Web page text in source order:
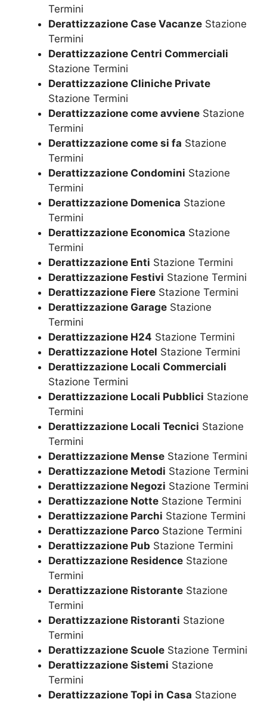
Termini
Derattizzazione Case Vacanze Stazione
Termini
Derattizzazione Centri Commerciali
Stazione Termini
Derattizzazione Cliniche Private
Stazione Termini
Derattizzazione come avviene Stazione
Termini
Derattizzazione come si fa Stazione
Termini
Derattizzazione Condomini Stazione
Termini
Derattizzazione Domenica Stazione
Termini
Derattizzazione Economica Stazione
Termini
Derattizzazione Enti Stazione Termini
Derattizzazione Festivi Stazione Termini
Derattizzazione Fiere Stazione Termini
Derattizzazione Garage Stazione
Termini
Derattizzazione H24 Stazione Termini
Derattizzazione Hotel Stazione Termini
Derattizzazione Locali Commerciali
Stazione Termini
Derattizzazione Locali Pubblici Stazione
Termini
Derattizzazione Locali Tecnici Stazione
Termini
Derattizzazione Mense Stazione Termini
Derattizzazione Metodi Stazione Termini
Derattizzazione Negozi Stazione Termini
Derattizzazione Notte Stazione Termini
Derattizzazione Parchi Stazione Termini
Derattizzazione Parco Stazione Termini
Derattizzazione Pub Stazione Termini
Derattizzazione Residence Stazione
Termini
Derattizzazione Ristorante Stazione
Termini
Derattizzazione Ristoranti Stazione
Termini
Derattizzazione Scuole Stazione Termini
Derattizzazione Sistemi Stazione
Termini
Derattizzazione Topi in Casa Stazione